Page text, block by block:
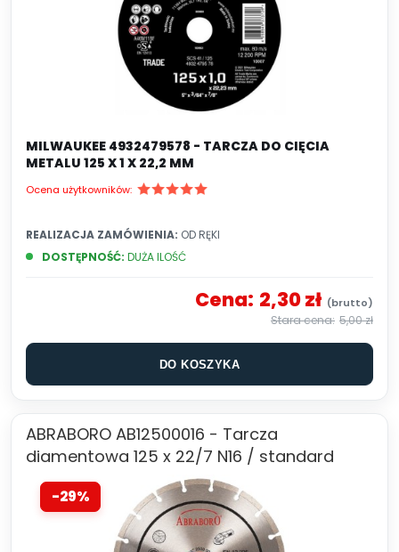
MILWAUKEE 4932479578 - TARCZA DO CIĘCIA
METALU 125 X 1 X 22,2 MM
Ocena użytkowników:
DOSTĘPNOŚĆ: DUŻA ILOŚĆ
REALIZACJA ZAMÓWIENIA: OD RĘKI
Cena: 2,30 zł
5,00 zł
DO KOSZYKA
ABRABORO AB12500016 - Tarcza
diamentowa 125 x 22/7 N16 / standard
-29%